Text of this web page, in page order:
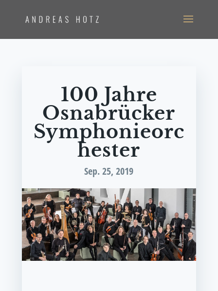
100 Jah­re
Osna­brü­cker
Symphonieorc
hester
Sep. 25, 2019